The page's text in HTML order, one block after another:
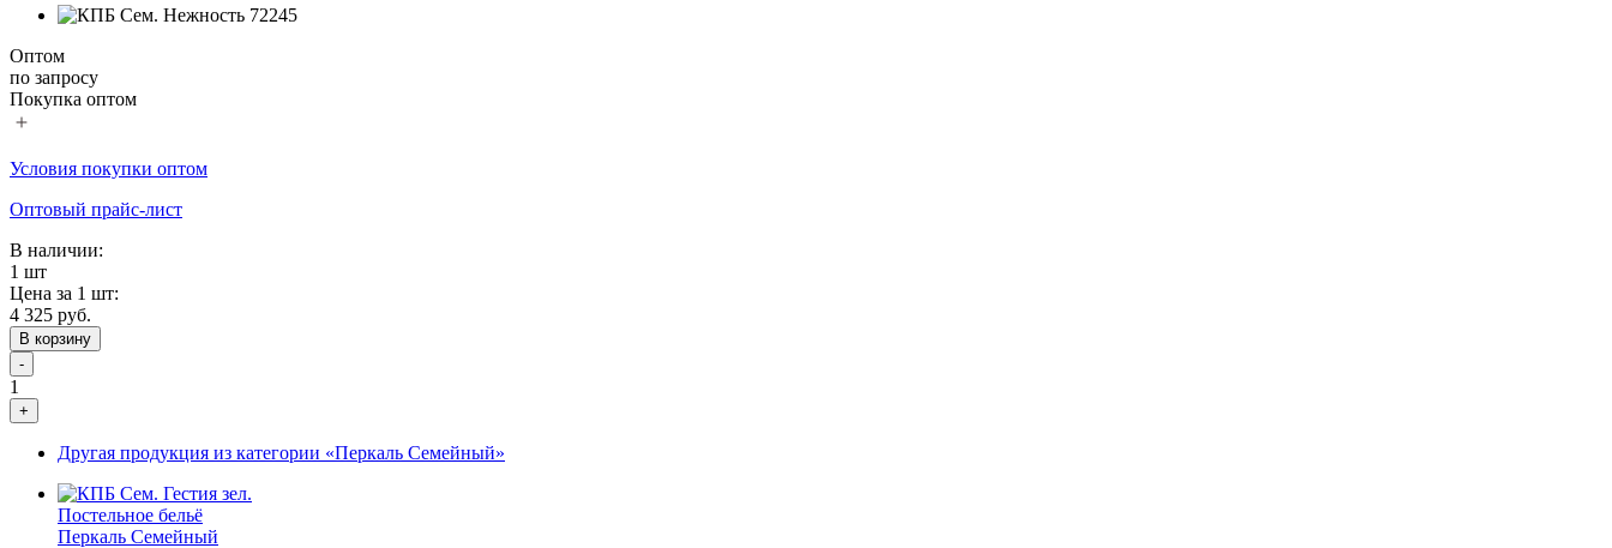
Оптом
по запросу
Покупка оптом
Условия покупки оптом
Оптовый прайс-лист
В наличии:
1 шт
Цена за 1 шт:
4 325 руб.
В корзину
-
1
+
Другая продукция из категории «Перкаль Семейный»
Постельное бельё
Перкаль Семейный